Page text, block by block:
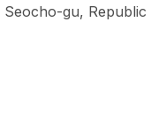
Seocho-gu, Republic